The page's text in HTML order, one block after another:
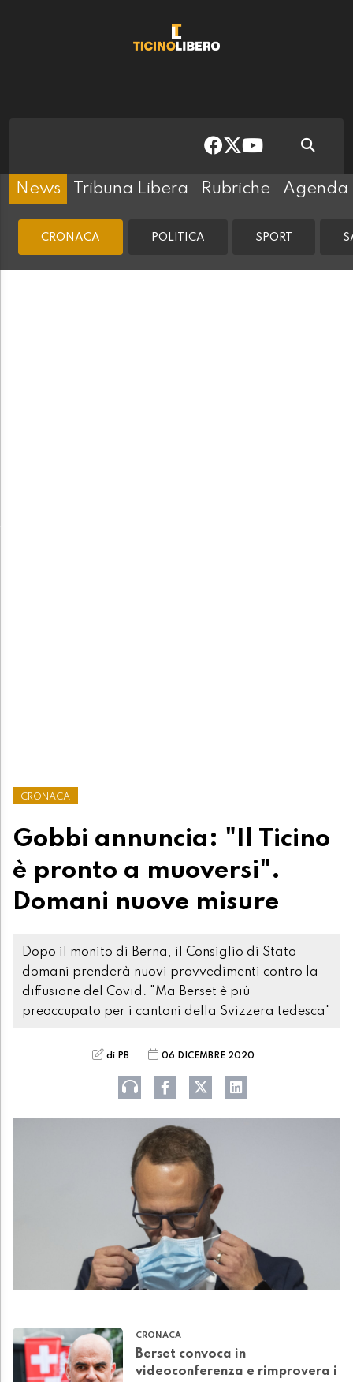
News Tribuna Libera Rubriche Agenda
CRONACA POLITICA SPORT
CRONACA
Gobbi annuncia: "Il Ticino
è pronto a muoversi".
Domani nuove misure
Dopo il monito di Berna, il Consiglio di Stato
domani prenderà nuovi provvedimenti contro la
diffusione del Covid. "Ma Berset è più
preoccupato per i cantoni della Svizzera tedesca"
di PB 06 DICEMBRE 2020
CRONACA
Berset convoca in
videoconferenza e rimprovera i